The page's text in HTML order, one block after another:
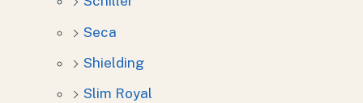
Seca
Shielding
Slim Royal